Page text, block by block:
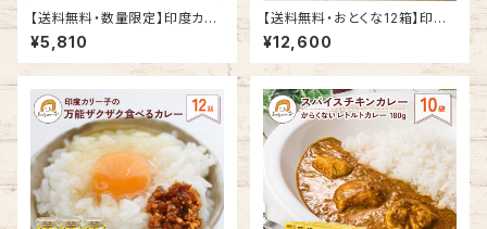
【送料無料・数量限定】印度カリ
ー子の白Tシャツ＋スパイス5点
¥5,810
【送料無料・おとくな12箱】印度
カリー子が本気で作ったマトン
カレー 贅沢レトルトカレー 200
g×12箱
¥12,600